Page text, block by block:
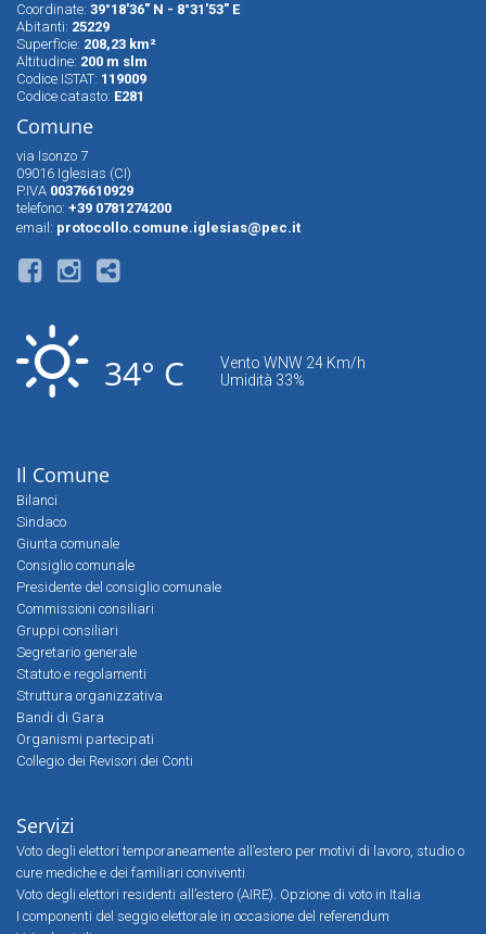
Coordinate: 39°18'36" N - 8°31'53" E
Abitanti: 25229
Superfìcie: 208,23 km²
Altitudine: 200 m slm
Codice ISTAT: 119009
Codice catasto: E281
Comune
via Isonzo 7
09016 Iglesias (CI)
P.IVA 00376610929
telefono: +39 0781274200
email: protocollo.comune.iglesias@pec.it
34° C
Vento WNW 24 Km/h
Umidità 33%
Il Comune
Bilanci
Sindaco
Giunta comunale
Consiglio comunale
Presidente del consiglio comunale
Commissioni consiliari
Gruppi consiliari
Segretario generale
Statuto e regolamenti
Struttura organizzativa
Bandi di Gara
Organismi partecipati
Collegio dei Revisori dei Conti
Servizi
Voto degli elettori temporaneamente all’estero per motivi di lavoro, studio o
cure mediche e dei familiari conviventi
Voto degli elettori residenti all’estero (AIRE). Opzione di voto in Italia
I componenti del seggio elettorale in occasione del referendum